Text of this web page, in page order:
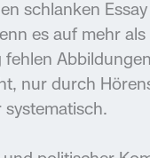
schlanken
es auf mehr
nur durch